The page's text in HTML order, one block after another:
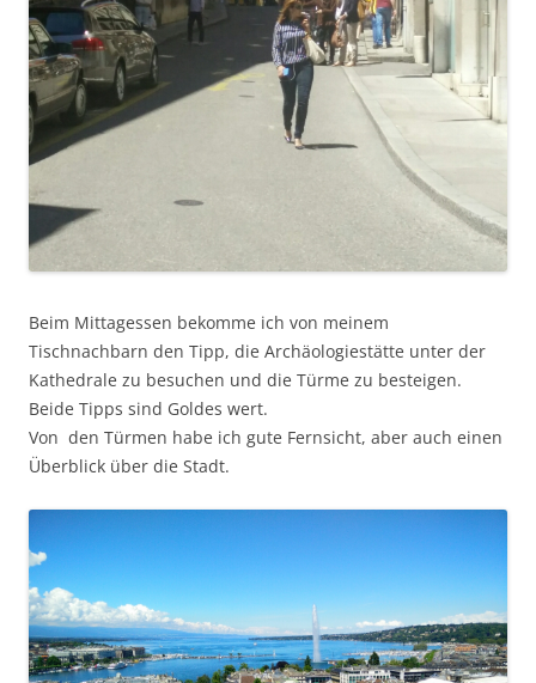
Beim Mittagessen bekomme ich von meinem
Tischnachbarn den Tipp, die Archäologiestätte unter der
Kathedrale zu besuchen und die Türme zu besteigen.
Beide Tipps sind Goldes wert.
Von den Türmen habe ich gute Fernsicht, aber auch einen
Überblick über die Stadt.